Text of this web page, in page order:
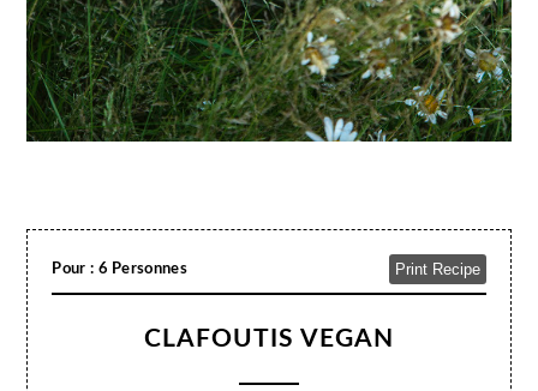
Pour : 6 Personnes Print Recipe
CLAFOUTIS VEGAN